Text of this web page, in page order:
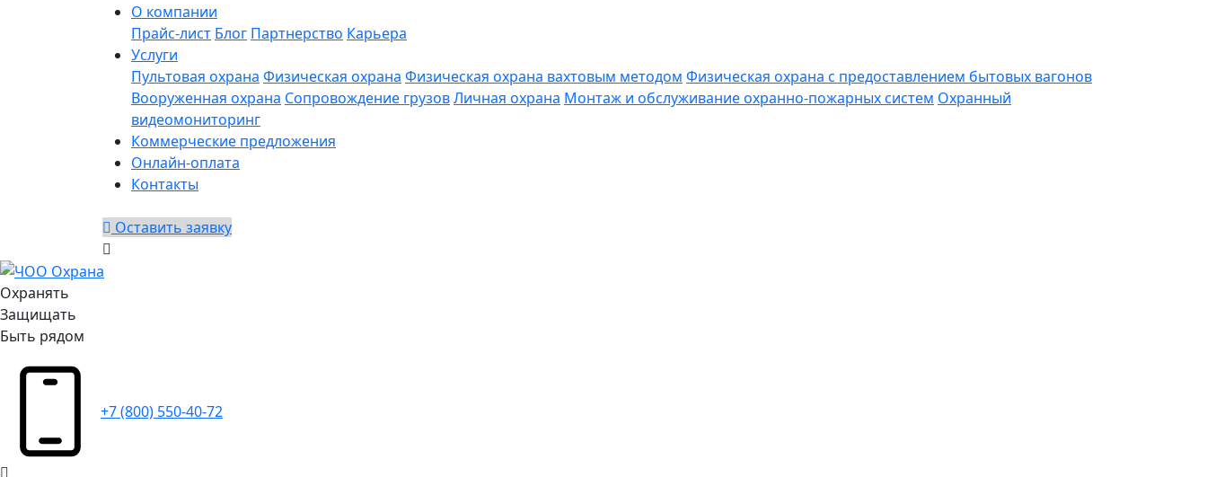
О компании
Прайс-лист Блог Партнерство Карьера
Услуги
Пультовая охрана Физическая охрана Физическая охрана вахтовым методом Физическая охрана с предоставлением бытовых вагонов
Вооруженная охрана Сопровождение грузовЛичная охрана Монтаж и обслуживание охранно-пожарных систем Охранный
видеомониторинг
Коммерческие предложения
Онлайн-оплата
Контакты
Оставить заявку
Охранять
Защищать
Быть рядом
+7 (800) 550-40-72